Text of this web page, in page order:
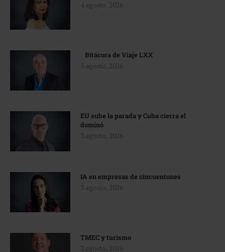
4 agosto, 2026
Bitácora de Viaje LXX
3 agosto, 2026
EU sube la parada y Cuba cierra el
dominó
3 agosto, 2026
IA en empresas de cincuentones
3 agosto, 2026
TMEC y turismo
3 agosto, 2026